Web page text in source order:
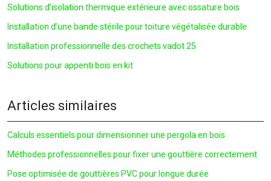
Solutions d’isolation thermique extérieure avec ossature bois
Installation d’une bande stérile pour toiture végétalisée durable
Installation professionnelle des crochets vadot 25
Solutions pour appenti bois en kit
Articles similaires
Calculs essentiels pour dimensionner une pergola en bois
Méthodes professionnelles pour fixer une gouttière correctement
Pose optimisée de gouttières PVC pour longue durée